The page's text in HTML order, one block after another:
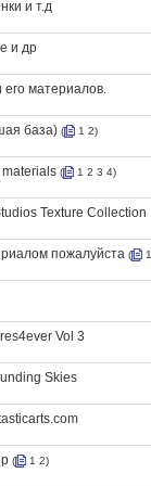
и т.д
и др
его материалов.
база) ( 1 2)
( 1 2 3 4)
Texture Collection
пожалуйста ( 1
Vol 3
Skies
( 1 2)